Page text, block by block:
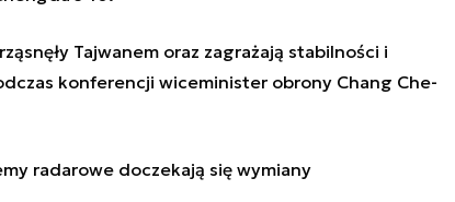
Tajwanem oraz zagrażają stabilności i
konferencji wiceminister obrony Chang Che-
radarowe doczekają się wymiany